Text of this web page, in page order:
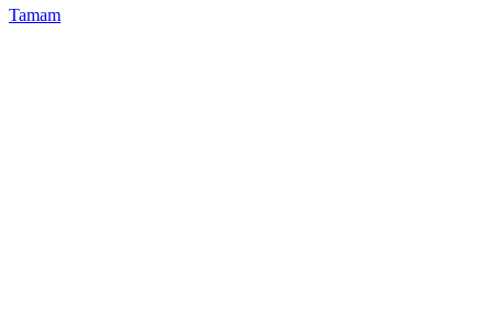
Tamam